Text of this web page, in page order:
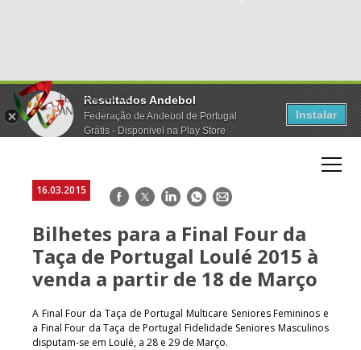
Resultados Andebol
Federação de Andebol de Portugal
Grátis - Disponivel na Play Store
Instalar
16.03.2015 Facebook
TwitterLinkedInWhatsApp
E-
Bilhetes para a Final Four da
Taça de Portugal Loulé 2015 à
venda a partir de 18 de Março
A Final Four da Taça de Portugal Multicare Seniores Femininos e
a Final Four da Taça de Portugal Fidelidade Seniores Masculinos
disputam-se em Loulé, a 28 e 29 de Março.